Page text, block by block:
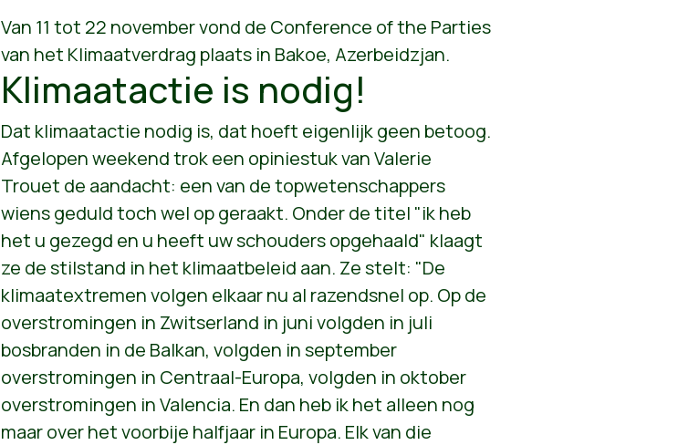
Van 11 tot 22 november vond de Conference of the Parties
van het Klimaatverdrag plaats in Bakoe, Azerbeidzjan.
Klimaatactie is nodig!
Dat klimaatactie nodig is, dat hoeft eigenlijk geen betoog.
Afgelopen weekend trok een opiniestuk van Valerie
Trouet de aandacht: een van de topwetenschappers
wiens geduld toch wel op geraakt. Onder de titel "ik heb
het u gezegd en u heeft uw schouders opgehaald" klaagt
ze de stilstand in het klimaatbeleid aan. Ze stelt: "De
klimaatextremen volgen elkaar nu al razendsnel op. Op de
overstromingen in Zwitserland in juni volgden in juli
bosbranden in de Balkan, volgden in september
overstromingen in Centraal-Europa, volgden in oktober
overstromingen in Valencia. En dan heb ik het alleen nog
maar over het voorbije halfjaar in Europa. Elk van die